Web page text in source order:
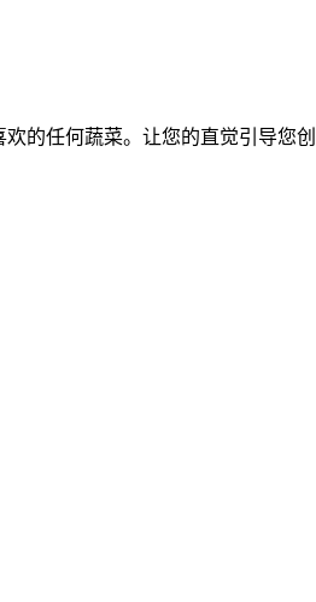
的任何蔬菜。让您的直觉引导您创